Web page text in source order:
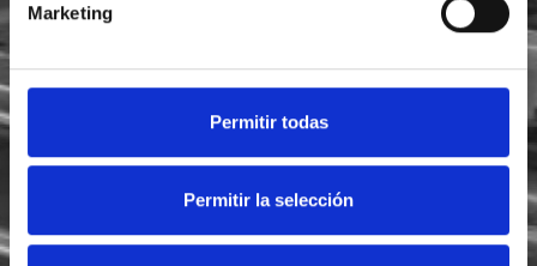
Marketing
Permitir todas
Permitir la selección
He leído y acepto la
Acepto recibir novedades deFoodsat